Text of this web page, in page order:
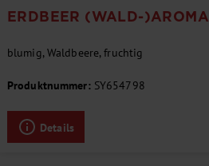
ERDBEER (WALD-)AROMA
blumig, Waldbeere, fruchtig
Produktnummer: SY654798
Details